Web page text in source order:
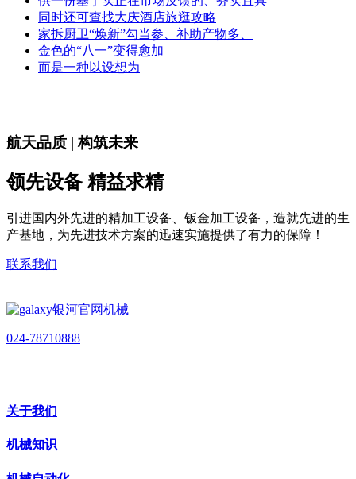
同时还可查找大庆酒店旅逛攻略
家拆厨卫“焕新”勾当参、补助产物多、
金色的“八一”变得愈加
而是一种以设想为
航天品质 | 构筑未来
领先设备 精益求精
引进国内外先进的精加工设备、钣金加工设备，造就先进的生
产基地，为先进技术方案的迅速实施提供了有力的保障！
联系我们
024-78710888
关于我们
机械知识